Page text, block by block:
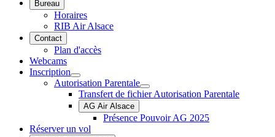
Bureau
Horaires
RIB Air Alsace
Contact
Plan d'accès
Webcams
Inscription
Autorisation Parentale
Transfert de fichier Autorisation Parentale
AG Air Alsace
Présence Pouvoir AG 2025
Réserver un vol